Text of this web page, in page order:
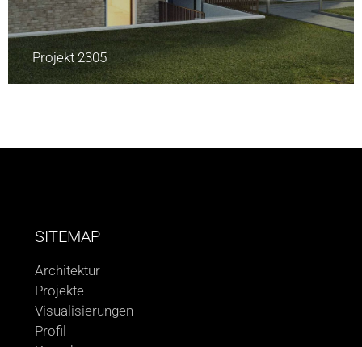
Projekt 2305
SITEMAP
Architektur
Projekte
Visualisierungen
Profil